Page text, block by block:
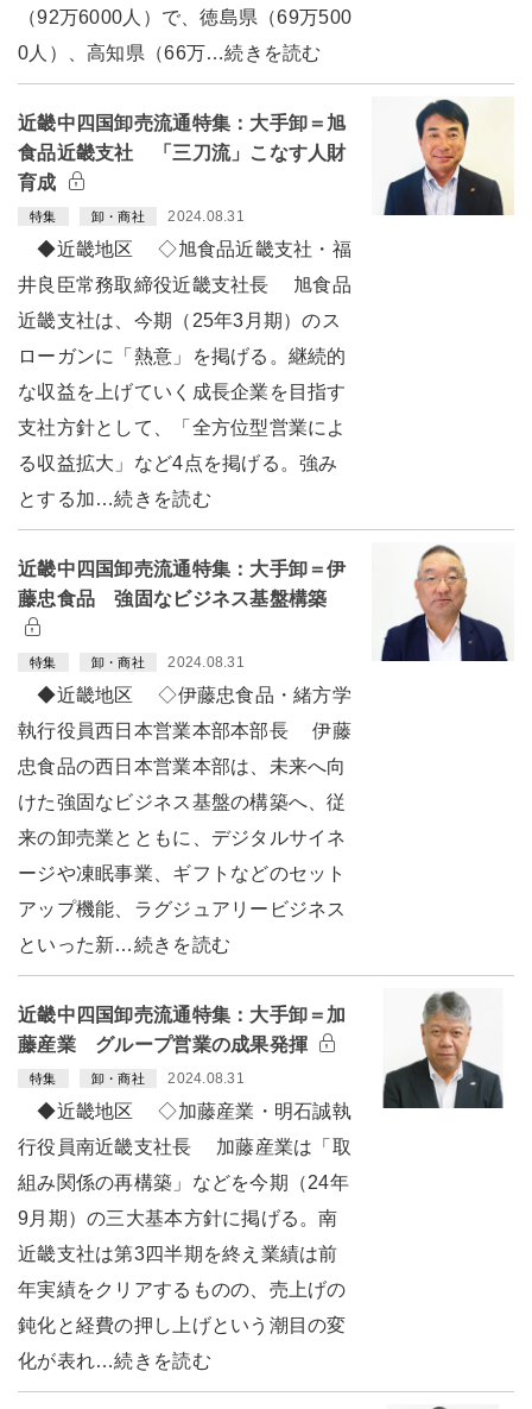
（92万6000人）で、徳島県（69万500
0人）、高知県（66万…続きを読む
近畿中四国卸売流通特集：大手卸＝旭
食品近畿支社 「三刀流」こなす人財
育成
特集 卸・商社 2024.08.31
◆近畿地区 ◇旭食品近畿支社・福
井良臣常務取締役近畿支社長 旭食品
近畿支社は、今期（25年3月期）のス
ローガンに「熱意」を掲げる。継続的
な収益を上げていく成長企業を目指す
支社方針として、「全方位型営業によ
る収益拡大」など4点を掲げる。強み
とする加…続きを読む
近畿中四国卸売流通特集：大手卸＝伊
藤忠食品 強固なビジネス基盤構築
特集 卸・商社 2024.08.31
◆近畿地区 ◇伊藤忠食品・緒方学
執行役員西日本営業本部本部長 伊藤
忠食品の西日本営業本部は、未来へ向
けた強固なビジネス基盤の構築へ、従
来の卸売業とともに、デジタルサイネ
ージや凍眠事業、ギフトなどのセット
アップ機能、ラグジュアリービジネス
といった新…続きを読む
近畿中四国卸売流通特集：大手卸＝加
藤産業 グループ営業の成果発揮
特集 卸・商社 2024.08.31
◆近畿地区 ◇加藤産業・明石誠執
行役員南近畿支社長 加藤産業は「取
組み関係の再構築」などを今期（24年
9月期）の三大基本方針に掲げる。南
近畿支社は第3四半期を終え業績は前
年実績をクリアするものの、売上げの
鈍化と経費の押し上げという潮目の変
化が表れ…続きを読む